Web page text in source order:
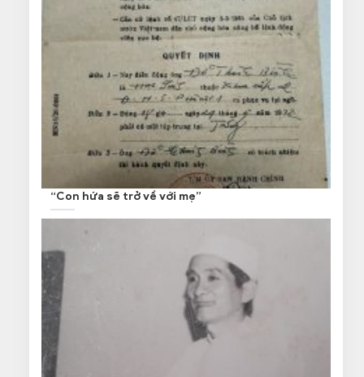
“Con hứa sẽ trở về với mẹ”